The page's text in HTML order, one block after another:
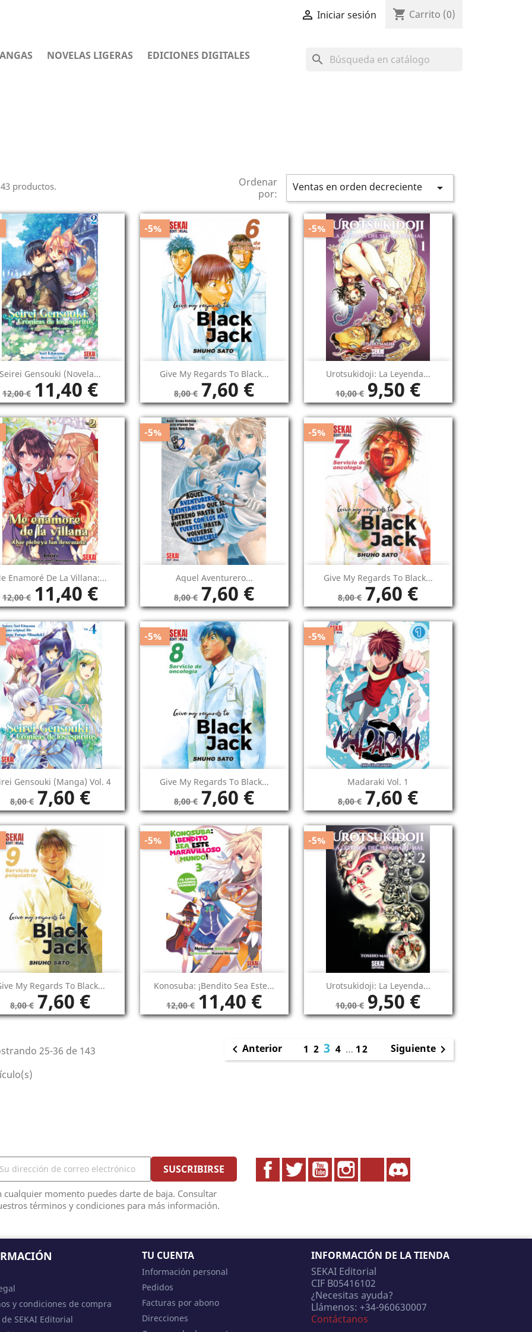
 Iniciar sesión shopping_cart Carrito (0)
NOVELAS LIGERAS EDICIONES DIGITALES search
productos.
Ordenar
por:
Ventas en orden decreciente 
Seirei Gensouki (novela...
12,00 € 11,40 €
Vista rápida
Give My Regards To Black...
8,00 € 7,60 €
-5%
 Vista rápida
Urotsukidoji: La Leyenda...
10,00 € 9,50 €
-5%
Vista rápida
Enamoré De La Villana:...
12,00 € 11,40 €
Vista rápida
Aquel Aventurero...
8,00 € 7,60 €
-5%
Vista rápida
Give My Regards To Black...
8,00 € 7,60 €
-5%
 Vista rápida
Gensouki (manga) Vol. 4
8,00 € 7,60 €
Vista rápida
Give My Regards To Black...
8,00 € 7,60 €
-5%
 Vista rápida
Madaraki Vol. 1
8,00 € 7,60 €
-5%
Vista rápida
My Regards To Black...
8,00 € 7,60 €
 Vista rápida
Konosuba: ¡bendito Sea Este...
12,00 € 11,40 €
-5%
Vista rápida
Urotsukidoji: La Leyenda...
10,00 € 9,50 €
-5%
Vista rápida
25-36 de 143
 Anterior 1234 … 12 Siguiente
cualquier momento puedes darte de baja. Consultar
términos y condiciones para más información.
FacebookTwitterYouTubeInstagram
TikTok
y condiciones de compra
SEKAI Editorial
TU CUENTA
Información personal
Pedidos
Facturas por abono
Direcciones
INFORMACIÓN DE LA TIENDA
SEKAI Editorial
CIF B05416102
¿Necesitas ayuda?
Llámenos: +34-960630007
Contáctanos